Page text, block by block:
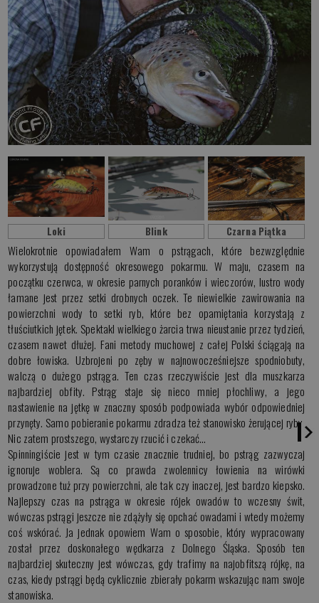
Loki Blink Czarna Piątka
Wielokrotnie opowiadałem Wam o pstrągach, które bezwzględnie
wykorzystują dostępność okresowego pokarmu. W maju, czasem na
początku czerwca, w okresie parnych poranków i wieczorów, lustro wody
łamane jest przez setki drobnych oczek. Te niewielkie zawirowania na
powierzchni wody to setki ryb, które bez opamiętania korzystają z
tłuściutkich jętek. Spektakl wielkiego żarcia trwa nieustanie przez tydzień,
czasem nawet dłużej. Fani metody muchowej z całej Polski ściągają na
dobre łowiska. Uzbrojeni po zęby w najnowocześniejsze spodniobuty,
walczą o dużego pstrąga. Ten czas rzeczywiście jest dla muszkarza
najbardziej obfity. Pstrąg staje się nieco mniej płochliwy, a jego
nastawienie na jętkę w znaczny sposób podpowiada wybór odpowiedniej
przynęty. Samo pobieranie pokarmu zdradza też stanowisko żerującej ryby.
Nic zatem prostszego, wystarczy rzucić i czekać…
Spinningiście jest w tym czasie znacznie trudniej, bo pstrąg zazwyczaj
ignoruje woblera. Są co prawda zwolennicy łowienia na wirówki
prowadzone tuż przy powierzchni, ale tak czy inaczej, jest bardzo kiepsko.
Najlepszy czas na pstrąga w okresie rójek owadów to wczesny świt,
wówczas pstrągi jeszcze nie zdążyły się opchać owadami i wtedy możemy
coś wskórać. Ja jednak opowiem Wam o sposobie, który wypracowany
został przez doskonałego wędkarza z Dolnego Śląska. Sposób ten
najbardziej skuteczny jest wówczas, gdy trafimy na najobfitszą rójkę, na
czas, kiedy pstrągi będą cyklicznie zbierały pokarm wskazując nam swoje
stanowiska.